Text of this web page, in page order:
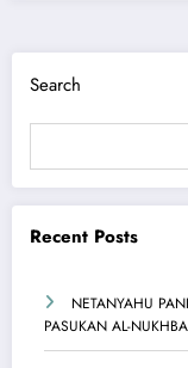
Search
Recent Posts
NETANYAHU
PASUKAN AL-